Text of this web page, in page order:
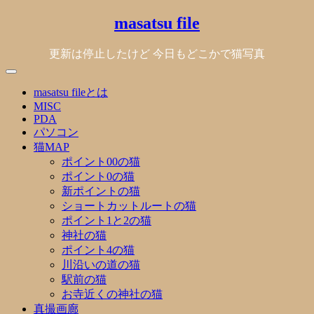
masatsu file
更新は停止したけど 今日もどこかで猫写真
masatsu fileとは
MISC
PDA
パソコン
猫MAP
ポイント00の猫
ポイント0の猫
新ポイントの猫
ショートカットルートの猫
ポイント1と2の猫
神社の猫
ポイント4の猫
川沿いの道の猫
駅前の猫
お寺近くの神社の猫
真撮画廊